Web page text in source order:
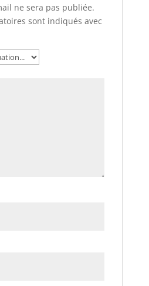
ne sera pas publiée.
sont indiqués avec